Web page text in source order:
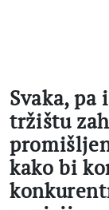
Svaka,
tržištu
kako bi